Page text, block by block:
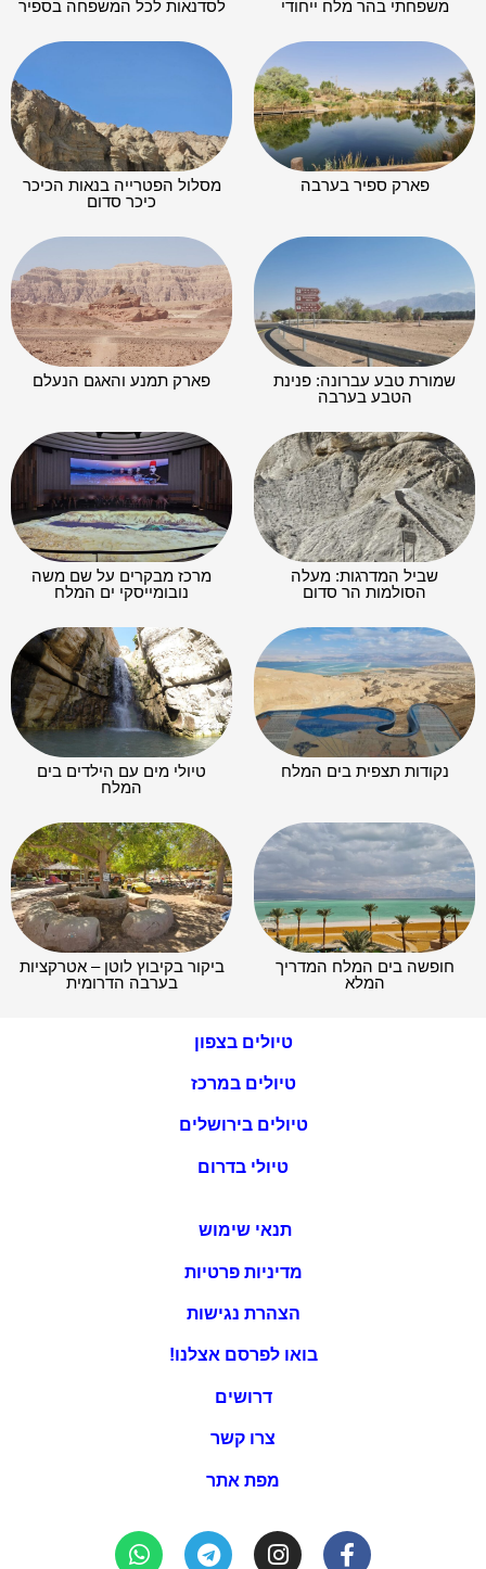
משפחתי בהר מלח ייחודי
לסדנאות לכל המשפחה בספיר
פארק ספיר בערבה
מסלול הפטרייה בנאות הכיכר
כיכר סדום
שמורת טבע עברונה: פנינת
הטבע בערבה
פארק תמנע והאגם הנעלם
שביל המדרגות: מעלה
הסולמות הר סדום
מרכז מבקרים על שם משה
נובומייסקי ים המלח
נקודות תצפית בים המלח
טיולי מים עם הילדים בים
המלח
חופשה בים המלח המדריך
המלא
ביקור בקיבוץ לוטן – אטרקציות
בערבה הדרומית
טיולים בצפון
טיולים במרכז
טיולים בירושלים
טיולי בדרום
תנאי שימוש
מדיניות פרטיות
הצהרת נגישות
בואו לפרסם אצלנו!
דרושים
צרו קשר
מפת אתר